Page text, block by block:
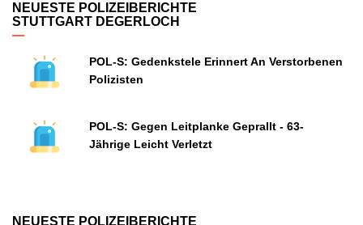
NEUESTE POLIZEIBERICHTE
STUTTGART DEGERLOCH
POL-S: Gedenkstele Erinnert An Verstorbenen
Polizisten
POL-S: Gegen Leitplanke Geprallt - 63-
Jährige Leicht Verletzt
NEUESTE POLIZEIBERICHTE